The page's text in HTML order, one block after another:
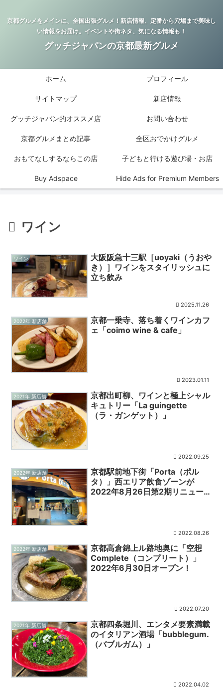
京都グルメをメインに、全国出張グルメ！新店情報、定番から穴場まで美味し
い情報をお届け。イベントや街ネタ、気になる情報も！
グッチジャパンの京都最新グルメ
ホーム プロフィール
サイトマップ 新店情報
グッチジャパン的オススメ店 お問い合わせ
京都グルメまとめ記事 全区おでかけグルメ
おもてなしするならこの店 子どもと行ける遊び場・お店
Buy Adspace Hide Ads for Premium Members
ワイン
ワイン
大阪阪急十三駅［uoyaki（うおや
き）］ワインをスタイリッシュに
立ち飲み
2025.11.26
2022年 新店舗
京都一乗寺、落ち着くワインカフ
ェ「coimo wine & cafe」
2023.01.11
2021年 新店舗
京都出町柳、ワインと極上シャル
キュトリー「La guingette
（ラ・ガンゲット）」
2022.09.25
2022年 新店舗
京都駅前地下街「Porta（ポル
タ）」西エリア飲食ゾーンが
2022年8月26日第2期リニューア
2022.08.26
2022年 新店舗
京都高倉錦上ル路地奥に「空想
Complete（コンプリート）」
2022年6月30日オープン！
2022.07.20
2021年 新店舗
京都四条堀川、エンタメ要素満載
のイタリアン酒場「bubblegum.
（バブルガム）」
2022.04.02